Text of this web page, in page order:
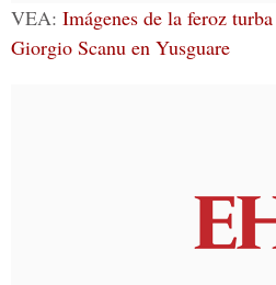
VEA: Imágenes de la feroz
Giorgio Scanu en Yusguare